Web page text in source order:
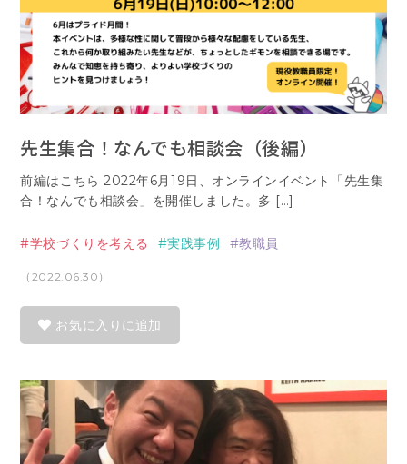
先生集合！なんでも相談会（後編）
前編はこちら 2022年6月19日、オンラインイベント「先生集
合！なんでも相談会」を開催しました。多 […]
学校づくりを考える 実践事例 教職員
（2022.06.30）
お気に入りに追加